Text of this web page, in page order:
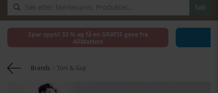
Søk
Spar opptil 33 % og få en GRATIS gave fra
AllMatters
Brands Toni & Guy